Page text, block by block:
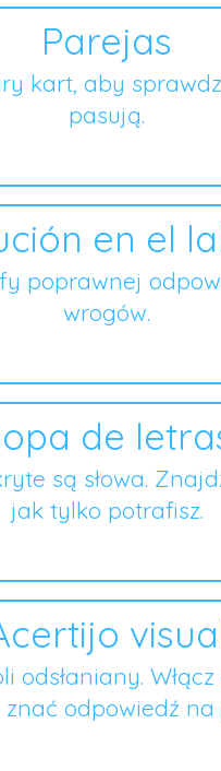
Parejas
kart, aby
pasują.
en el
poprawnej
wrogów.
de
są słowa.
jak tylko potrafisz.
odsłaniany.
znać odpowiedź